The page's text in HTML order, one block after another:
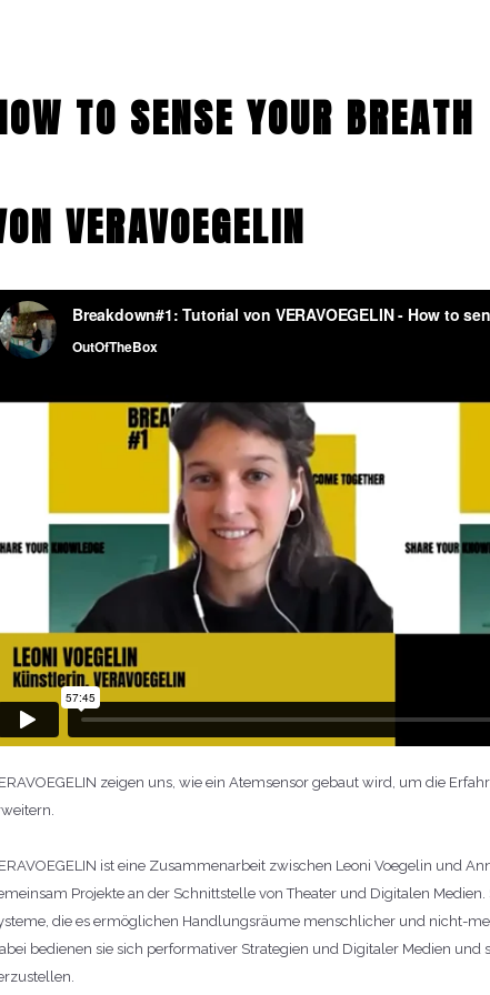
TO SENSE YOUR BREATH
VERAVOEGELIN
zeigen uns, wie ein Atemsensor gebaut wird, um die
ist eine Zusammenarbeit zwischen Leoni Voegelin und
Projekte an der Schnittstelle von Theater und Digitalen
die es ermöglichen Handlungsräume menschlicher und nicht-
bedienen sie sich performativer Strategien und Digitaler Medien und